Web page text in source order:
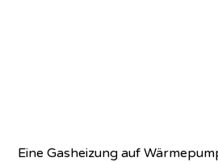
Eine Gasheizung auf